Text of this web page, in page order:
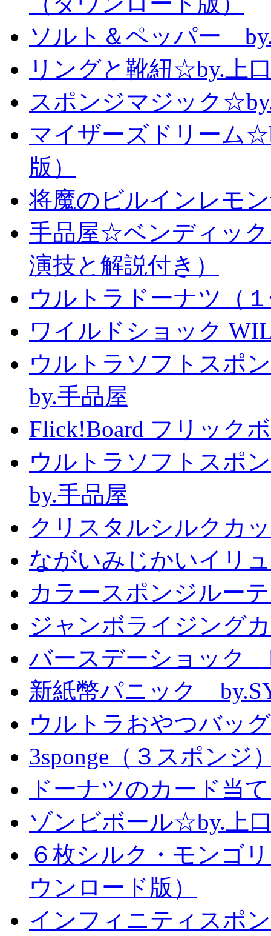
ソルト＆ペッパー
リングと靴紐☆by.上
スポンジマジック
マイザーズドリーム
版）
将魔のビルインレモ
手品屋☆ベンディッ
演技と解説付き）
ウルトラドーナツ（
ワイルドショック
ウルトラソフトスポ
by.手品屋
Flick!Board フリック
ウルトラソフトスポ
by.手品屋
クリスタルシルクカ
ながいみじかいイリ
カラースポンジルー
ジャンボライジング
バースデーショック
新紙幣パニック
ウルトラおやつバッ
3sponge（３スポン
ドーナツのカード当
ゾンビボール☆by.上
６枚シルク・モンゴ
ウンロード版）
インフィニティスポ